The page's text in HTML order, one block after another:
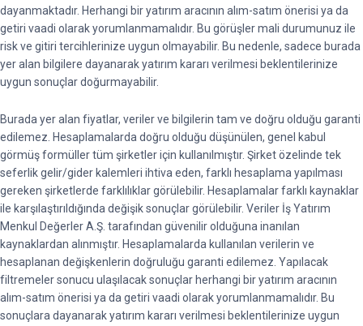
dayanmaktadır. Herhangi bir yatırım aracının alım-satım önerisi ya da
getiri vaadi olarak yorumlanmamalıdır. Bu görüşler mali durumunuz ile
risk ve gitiri tercihlerinize uygun olmayabilir. Bu nedenle, sadece burada
yer alan bilgilere dayanarak yatırım kararı verilmesi beklentilerinize
uygun sonuçlar doğurmayabilir.
Burada yer alan fiyatlar, veriler ve bilgilerin tam ve doğru olduğu garanti
edilemez. Hesaplamalarda doğru olduğu düşünülen, genel kabul
görmüş formüller tüm şirketler için kullanılmıştır. Şirket özelinde tek
seferlik gelir/gider kalemleri ihtiva eden, farklı hesaplama yapılması
gereken şirketlerde farklılıklar görülebilir. Hesaplamalar farklı kaynaklar
ile karşılaştırıldığında değişik sonuçlar görülebilir. Veriler İş Yatırım
Menkul Değerler A.Ş. tarafından güvenilir olduğuna inanılan
kaynaklardan alınmıştır. Hesaplamalarda kullanılan verilerin ve
hesaplanan değişkenlerin doğruluğu garanti edilemez. Yapılacak
filtremeler sonucu ulaşılacak sonuçlar herhangi bir yatırım aracının
alım-satım önerisi ya da getiri vaadi olarak yorumlanmamalıdır. Bu
sonuçlara dayanarak yatırım kararı verilmesi beklentilerinize uygun